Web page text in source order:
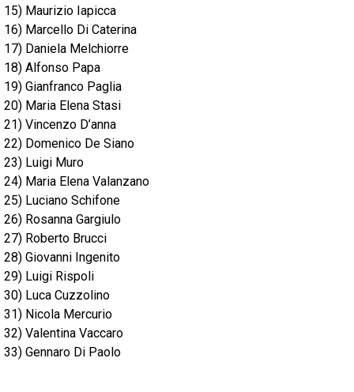
15) Maurizio Iapicca
16) Marcello Di Caterina
17) Daniela Melchiorre
18) Alfonso Papa
19) Gianfranco Paglia
20) Maria Elena Stasi
21) Vincenzo D’anna
22) Domenico De Siano
23) Luigi Muro
24) Maria Elena Valanzano
25) Luciano Schifone
26) Rosanna Gargiulo
27) Roberto Brucci
28) Giovanni Ingenito
29) Luigi Rispoli
30) Luca Cuzzolino
31) Nicola Mercurio
32) Valentina Vaccaro
33) Gennaro Di Paolo